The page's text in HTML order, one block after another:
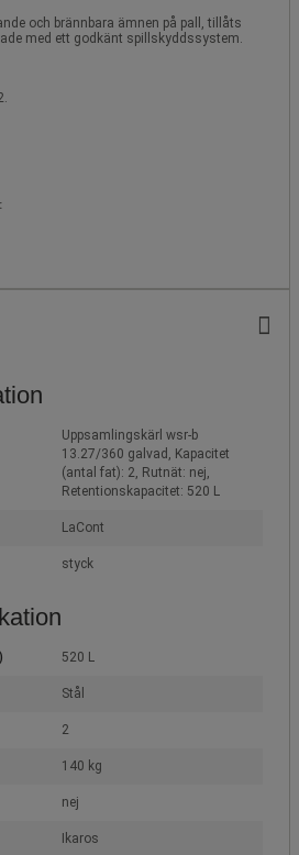
och brännbara ämnen på pall, tillåts
med ett godkänt spillskyddssystem.
Uppsamlingskärl wsr-b
13.27/360 galvad, Kapacitet
(antal fat): 2, Rutnät: nej,
Retentionskapacitet: 520 L
LaCont
styck
520 L
Stål
2
140 kg
nej
Ikaros